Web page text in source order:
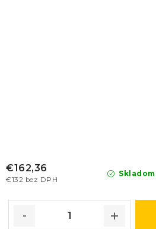
Skladom
€132 bez DPH
€162,36